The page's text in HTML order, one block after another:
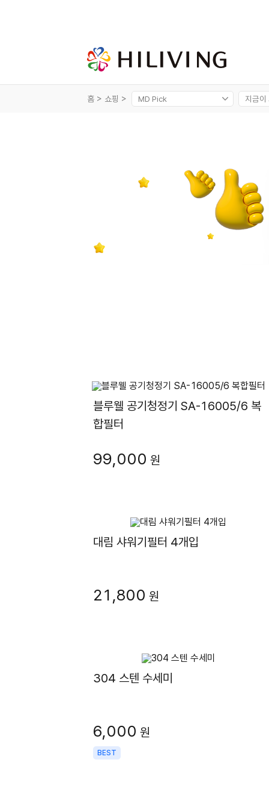
홈 > 쇼핑 >
블루웰 공기청정기 SA-16005/6 복
합필터
99,000 원
대림 샤워기필터 4개입
21,800 원
304 스텐 수세미
6,000 원
BEST